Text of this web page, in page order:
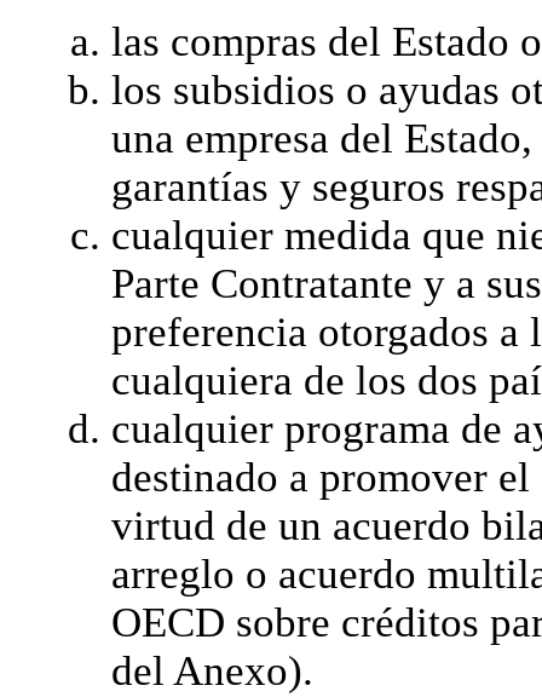
las compras del Estado
los subsidios o ayudas
una empresa del
garantías y seguros
cualquier medida que
Parte Contratante y a
preferencia otorgados a
cualquiera de los dos
cualquier programa de
destinado a promover
virtud de un acuerdo
arreglo o acuerdo
OECD sobre créditos
del Anexo).